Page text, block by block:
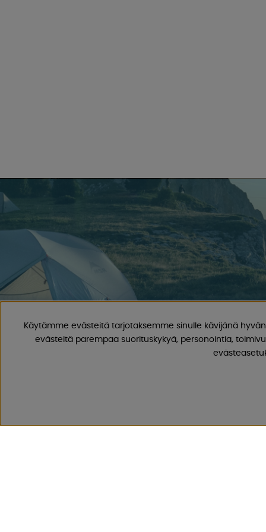
Meillä on vuosien varrella kertynyt laaja kokemus
Käytämme evästeitä tarjotaksemme sinulle kävijänä
evästeitä parempaa suorituskykyä, personointia,